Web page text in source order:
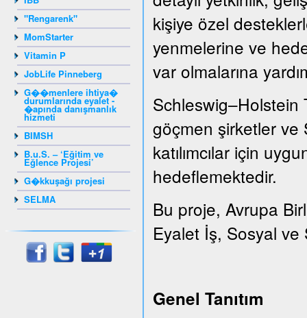
"Rengarenk"
MomStarter
Vitamin P
JobLife Pinneberg
G��menlere ihtiya�
durumlarında eyalet -
�apında danışmanlık
hizmeti
BIMSH
B.u.S. – ‘Eğitim ve
Eğlence Projesi’
G�kkuşağı projesi
SELMA
kişiye özel
yenmelerine ve
var olmalarına
Schleswig–Holstein
göçmen şirketler ve
katılımcılar için
hedeflemektedir.
Bu proje, Avrupa
Eyalet İş, Sosyal ve
Genel Tanıtım